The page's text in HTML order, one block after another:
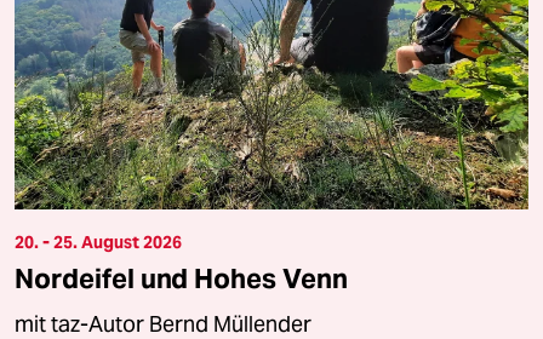
20. - 25. August 2026
Nordeifel und Hohes Venn
mit taz-Autor Bernd Müllender